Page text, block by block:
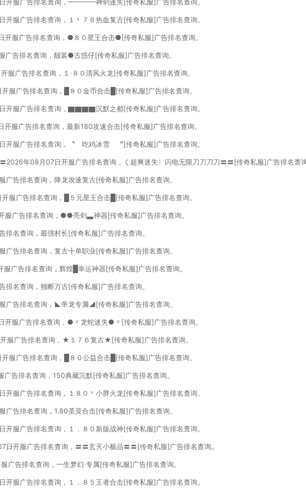
服广告排名查询，━━━━神剑迷失[传奇私服]广告排名查询。
开服广告排名查询，１丶７６热血复古[传奇私服]广告排名查询。
服广告排名查询，●８０星王合击●[传奇私服]广告排名查询。
告排名查询，靓装●古惑仔[传奇私服]广告排名查询。
服广告排名查询，１·８０清风火龙[传奇私服]广告排名查询。
服广告排名查询，█８０金币合击█[传奇私服]广告排名查询。
服广告排名查询，▇▇▇▇沉默之都[传奇私服]广告排名查询。
服广告排名查询，最新180攻速合击[传奇私服]广告排名查询。
服广告排名查询，〝 吃鸡冰雪 〞[传奇私服]广告排名查询。
2026年08月07日开服广告排名查询，く超爽迷失〉闪电无限刀刀刀刀〓〓[传奇私服]广告排名查
告排名查询，降龙攻速复古[传奇私服]广告排名查询。
服广告排名查询，█５元星王合击█[传奇私服]广告排名查询。
广告排名查询，●●亮剑▃神器[传奇私服]广告排名查询。
名查询，最强村长[传奇私服]广告排名查询。
告排名查询，复古╋单职业[传奇私服]广告排名查询。
广告排名查询，辉煌█幸运神器[传奇私服]广告排名查询。
名查询，独断万古[传奇私服]广告排名查询。
告排名查询，◣帝龙专属◢[传奇私服]广告排名查询。
服广告排名查询，●〃龙蛇迷失●〃[传奇私服]广告排名查询。
广告排名查询，★１７６复古★[传奇私服]广告排名查询。
服广告排名查询，█８０公益合击█[传奇私服]广告排名查询。
告排名查询，150典藏沉默[传奇私服]广告排名查询。
开服广告排名查询，１８０丶小胖火龙[传奇私服]广告排名查询。
告排名查询，1.80圣灵合击[传奇私服]广告排名查询。
开服广告排名查询，１．８０新版战神[传奇私服]广告排名查询。
开服广告排名查询，〓〓玄天小极品〓〓[传奇私服]广告排名查询。
广告排名查询，一生梦幻·专属[传奇私服]广告排名查询。
开服广告排名查询，１．８５王者合击[传奇私服]广告排名查询。